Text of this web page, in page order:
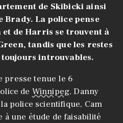
de Skibicki ainsi
Brady. La police pense
et de Harris se trouvent à
tandis que les restes
introuvables.
presse tenue le 6
de Winnipeg, Danny
police scientifique, Cam
une étude de faisabilité